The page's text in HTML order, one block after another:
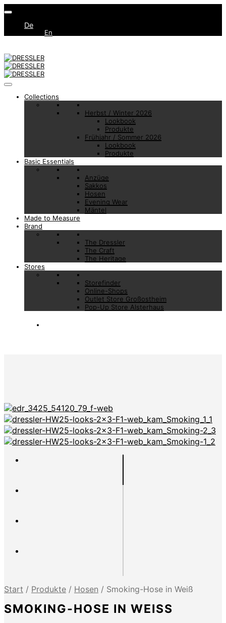
De
En
Collections
Herbst / Winter 2026
Lookbook
Produkte
Frühjahr / Sommer 2026
Lookbook
Produkte
Basic Essentials
Anzüge
Sakkos
Hosen
Evening Wear
Mäntel
Made to Measure
Brand
The Dressler
The Craft
The Heritage
Stores
Storefinder
Online-Shops
Outlet Store Großostheim
Pop-Up Store Alsterhaus
Start / Produkte / Hosen / Smoking-Hose in Weiß
SMOKING-HOSE IN WEISS